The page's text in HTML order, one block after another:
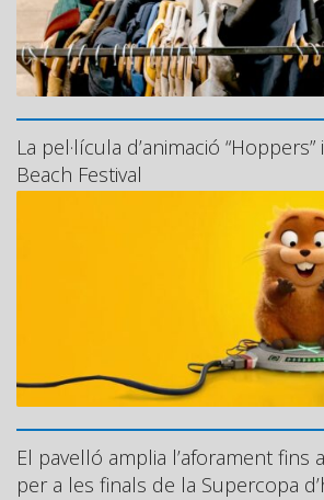
La pel·lícula d’animació
Beach Festival
El pavelló amplia l’aforament fins
per a les finals de la Supercopa